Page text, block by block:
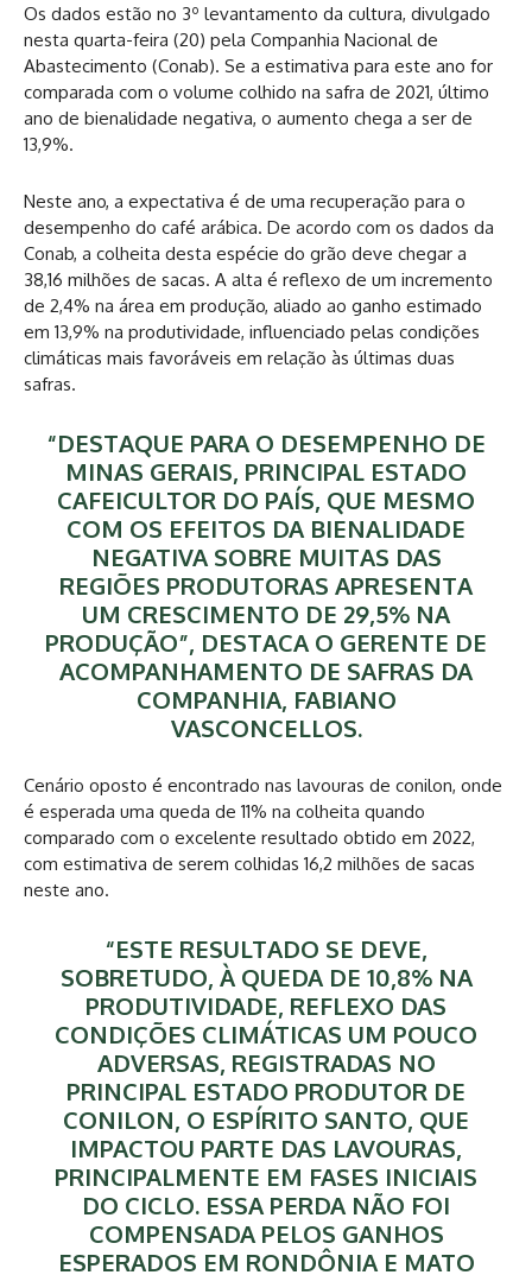
Os dados estão no 3º levantamento da cultura, divulgado
nesta quarta-feira (20) pela Companhia Nacional de
Abastecimento (Conab). Se a estimativa para este ano for
comparada com o volume colhido na safra de 2021, último
ano de bienalidade negativa, o aumento chega a ser de
13,9%.
Neste ano, a expectativa é de uma recuperação para o
desempenho do café arábica. De acordo com os dados da
Conab, a colheita desta espécie do grão deve chegar a
38,16 milhões de sacas. A alta é reflexo de um incremento
de 2,4% na área em produção, aliado ao ganho estimado
em 13,9% na produtividade, influenciado pelas condições
climáticas mais favoráveis em relação às últimas duas
safras.
“DESTAQUE PARA O DESEMPENHO DE
MINAS GERAIS, PRINCIPAL ESTADO
CAFEICULTOR DO PAÍS, QUE MESMO
COM OS EFEITOS DA BIENALIDADE
NEGATIVA SOBRE MUITAS DAS
REGIÕES PRODUTORAS APRESENTA
UM CRESCIMENTO DE 29,5% NA
PRODUÇÃO”, DESTACA O GERENTE DE
ACOMPANHAMENTO DE SAFRAS DA
COMPANHIA, FABIANO
VASCONCELLOS.
Cenário oposto é encontrado nas lavouras de conilon, onde
é esperada uma queda de 11% na colheita quando
comparado com o excelente resultado obtido em 2022,
com estimativa de serem colhidas 16,2 milhões de sacas
neste ano.
“ESTE RESULTADO SE DEVE,
SOBRETUDO, À QUEDA DE 10,8% NA
PRODUTIVIDADE, REFLEXO DAS
CONDIÇÕES CLIMÁTICAS UM POUCO
ADVERSAS, REGISTRADAS NO
PRINCIPAL ESTADO PRODUTOR DE
CONILON, O ESPÍRITO SANTO, QUE
IMPACTOU PARTE DAS LAVOURAS,
PRINCIPALMENTE EM FASES INICIAIS
DO CICLO. ESSA PERDA NÃO FOI
COMPENSADA PELOS GANHOS
ESPERADOS EM RONDÔNIA E MATO